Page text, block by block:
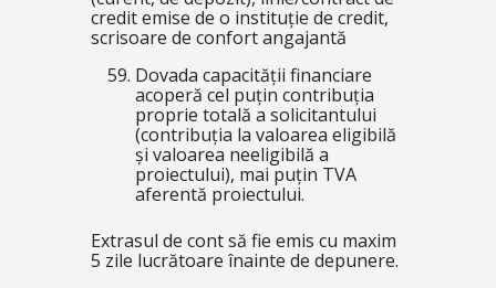
credit emise de o instituție de credit,
scrisoare de confort angajantă
Dovada capacității financiare
acoperă cel puțin contribuția
proprie totală a solicitantului
(contribuția la valoarea eligibilă
și valoarea neeligibilă a
proiectului), mai puțin TVA
aferentă proiectului.
Extrasul de cont să fie emis cu maxim
5 zile lucrătoare înainte de depunere.